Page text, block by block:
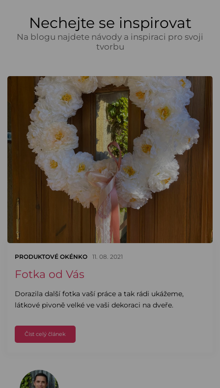
Nechejte se inspirovat
Na blogu najdete návody a inspiraci pro svoji
tvorbu
PRODUKTOVÉ OKÉNKO 11. 08. 2021
Fotka od Vás
Dorazila další fotka vaší práce a tak rádi ukážeme,
látkové pivoně velké ve vaši dekoraci na dveře.
Číst celý článek